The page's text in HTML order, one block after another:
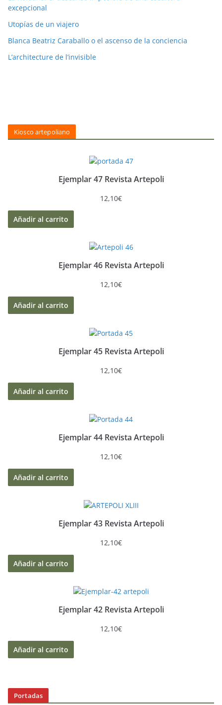
excepcional
Utopías de un viajero
Blanca Beatriz Caraballo o el ascenso de la conciencia
L’architecture de l’invisible
Kiosco artepoliano
Ejemplar 47 Revista Artepoli
12,10€
Añadir al carrito
Ejemplar 46 Revista Artepoli
12,10€
Añadir al carrito
Ejemplar 45 Revista Artepoli
12,10€
Añadir al carrito
Ejemplar 44 Revista Artepoli
12,10€
Añadir al carrito
Ejemplar 43 Revista Artepoli
12,10€
Añadir al carrito
Ejemplar 42 Revista Artepoli
12,10€
Añadir al carrito
Portadas